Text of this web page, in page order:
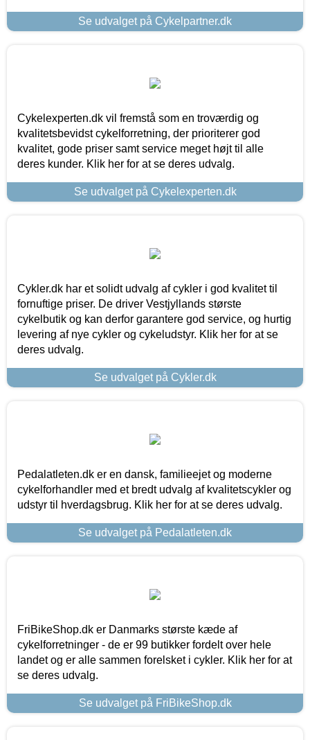
Se udvalget på Cykelpartner.dk
Cykelexperten.dk vil fremstå som en troværdig og
kvalitetsbevidst cykelforretning, der prioriterer god
kvalitet, gode priser samt service meget højt til alle
deres kunder. Klik her for at se deres udvalg.
Se udvalget på Cykelexperten.dk
Cykler.dk har et solidt udvalg af cykler i god kvalitet til
fornuftige priser. De driver Vestjyllands største
cykelbutik og kan derfor garantere god service, og hurtig
levering af nye cykler og cykeludstyr. Klik her for at se
deres udvalg.
Se udvalget på Cykler.dk
Pedalatleten.dk er en dansk, familieejet og moderne
cykelforhandler med et bredt udvalg af kvalitetscykler og
udstyr til hverdagsbrug. Klik her for at se deres udvalg.
Se udvalget på Pedalatleten.dk
FriBikeShop.dk er Danmarks største kæde af
cykelforretninger - de er 99 butikker fordelt over hele
landet og er alle sammen forelsket i cykler. Klik her for at
se deres udvalg.
Se udvalget på FriBikeShop.dk